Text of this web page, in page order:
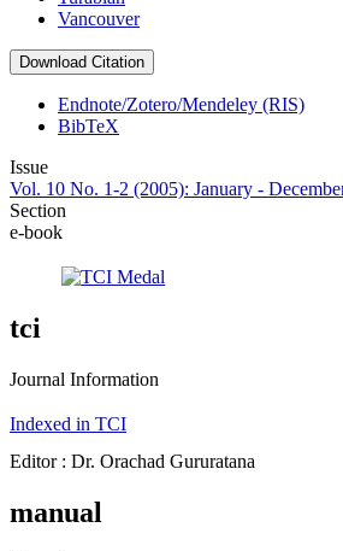
Vancouver
Download Citation
Endnote/Zotero/Mendeley (RIS)
BibTeX
Issue
Vol. 10 No. 1-2 (2005): January -
Section
e-book
tci
Journal Information
Indexed in TCI
Editor : Dr. Orachad Gururatana
manual